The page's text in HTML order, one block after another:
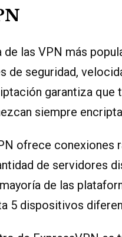
de las VPN más
de seguridad,
garantiza que
siempre
ofrece conexiones
de servidores
de las
5 dispositivos